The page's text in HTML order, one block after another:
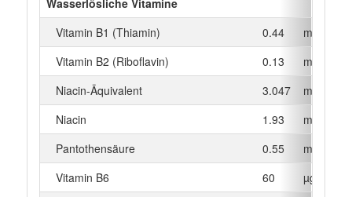
Vitamin B1 (Thiamin)
0.44
mg
Vitamin B2 (Riboflavin)
0.13
mg
Niacin-Äquivalent
3.047
mg
Niacin
1.93
mg
Pantothensäure
0.55
mg
Vitamin B6
60
µg